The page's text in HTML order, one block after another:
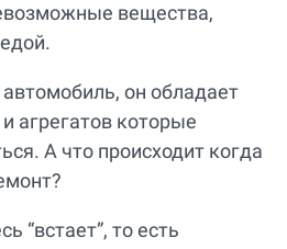
вещества,
он обладает
агрегатов которые
А что происходит когда
“встает”, то есть